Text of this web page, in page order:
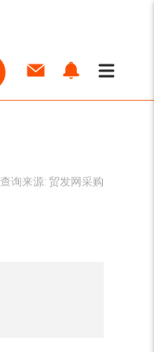
查询来源: 贸发网采购